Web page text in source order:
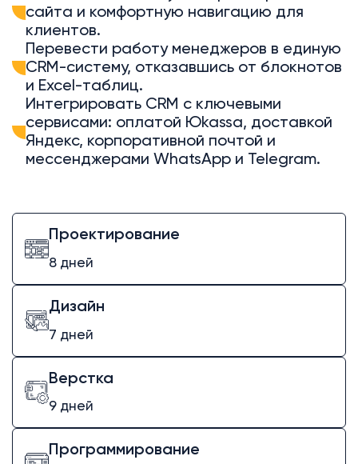
сайта и комфортную навигацию для
клиентов.
Перевести работу менеджеров в единую
CRM-систему, отказавшись от блокнотов
и Excel-таблиц.
Интегрировать CRM с ключевыми
сервисами: оплатой Юkassa, доставкой
Яндекс, корпоративной почтой и
мессенджерами WhatsApp и Telegram.
Проектирование
8 дней
Дизайн
7 дней
Верстка
9 дней
Программирование